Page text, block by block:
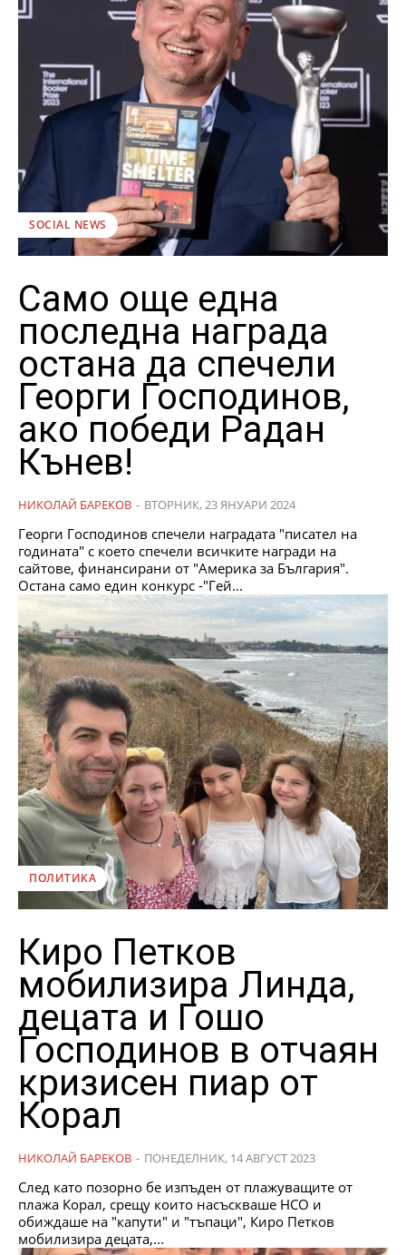
SOCIAL NEWS
Само още една
последна награда
остана да спечели
Георги Господинов,
ако победи Радан
Кънев!
НИКОЛАЙ БАРЕКОВ - ВТОРНИК, 23 ЯНУАРИ 2024
Георги Господинов спечели наградата "писател на
годината" с което спечели всичките награди на
сайтове, финансирани от "Америка за България".
Остана само един конкурс -"Гей...
ПОЛИТИКА
Киро Петков
мобилизира Линда,
децата и Гошо
Господинов в отчаян
кризисен пиар от
Корал
НИКОЛАЙ БАРЕКОВ - ПОНЕДЕЛНИК, 14 АВГУСТ 2023
След като позорно бе изпъден от плажуващите от
плажа Корал, срещу които насъскваше НСО и
обиждаше на "капути" и "тъпаци", Киро Петков
мобилизира децата,...